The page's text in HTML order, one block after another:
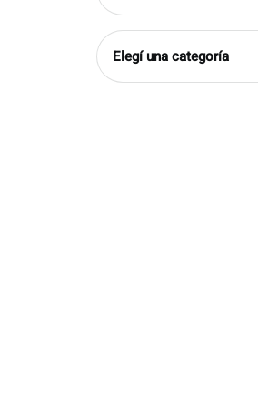
Elegí
una
categoría